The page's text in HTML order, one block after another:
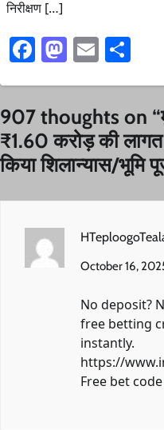
निरीक्षण […]
Facebook
Mastodon
Email
907 thoughts on “
₹1.60 करोड़ की लागत
किया शिलान्यास/भूमि
October 16,
No deposit?
free betting
instantly.
https://
Free bet code